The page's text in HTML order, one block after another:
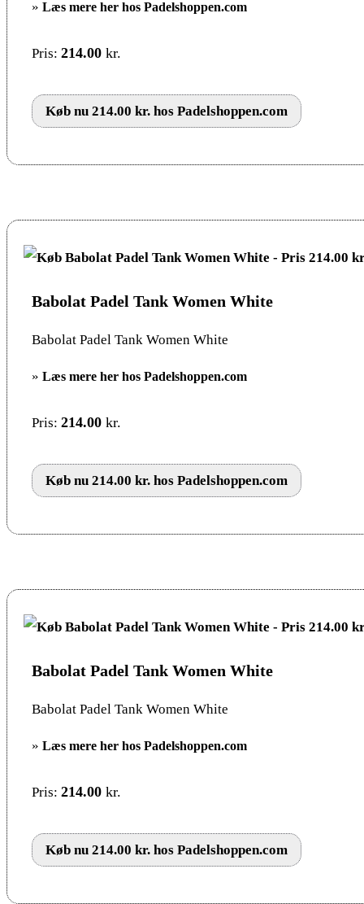
» Læs mere her hos Padelshoppen.com
Pris: 214.00 kr.
Køb nu 214.00 kr. hos Padelshoppen.com
Babolat Padel Tank Women White
Babolat Padel Tank Women White
» Læs mere her hos Padelshoppen.com
Pris: 214.00 kr.
Køb nu 214.00 kr. hos Padelshoppen.com
Babolat Padel Tank Women White
Babolat Padel Tank Women White
» Læs mere her hos Padelshoppen.com
Pris: 214.00 kr.
Køb nu 214.00 kr. hos Padelshoppen.com